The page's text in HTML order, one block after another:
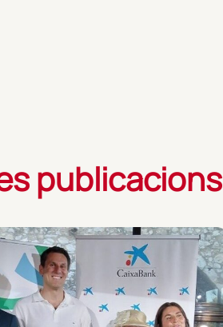
publicacions